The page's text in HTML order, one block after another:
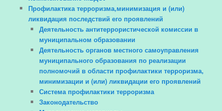
Профилактика терроризма,минимизация и (или)
ликвидация последствий его проявлений
Деятельность антитеррористической комиссии в
муниципальном образовании
Деятельность органов местного самоуправления
муниципального образования по реализации
полномочий в области профилактики терроризма,
минимизации и (или) ликвидации его проявлений
Система профилактики терроризма
Законодательство